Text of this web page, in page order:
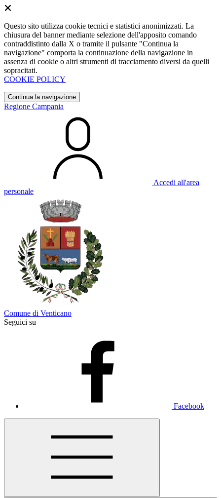
Questo sito utilizza cookie tecnici e statistici anonimizzati. La
chiusura del banner mediante selezione dell'apposito comando
contraddistinto dalla X o tramite il pulsante "Continua la
navigazione" comporta la continuazione della navigazione in
assenza di cookie o altri strumenti di tracciamento diversi da quelli
sopracitati.
COOKIE POLICY
Continua la navigazione
Regione Campania
Accedi all'area
personale
Comune di Venticano
Seguici su
Facebook